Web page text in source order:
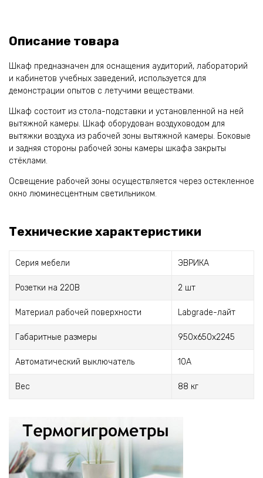
Описание товара
Шкаф предназначен для оснащения аудиторий, лабораторий
и кабинетов учебных заведений, используется для
демонстрации опытов с летучими веществами.
Шкаф состоит из стола-подставки и установленной на ней
вытяжной камеры. Шкаф оборудован воздуховодом для
вытяжки воздуха из рабочей зоны вытяжной камеры. Боковые
и задняя стороны рабочей зоны камеры шкафа закрыты
стёклами.
Освещение рабочей зоны осуществляется через остекленное
окно люминесцентным светильником.
Технические характеристики
Серия мебели ЭВРИКА
Розетки на 220В 2 шт
Материал рабочей поверхности Labgrade-лайт
Габаритные размеры 950х650х2245
Автоматический выключатель 10А
Вес 88 кг